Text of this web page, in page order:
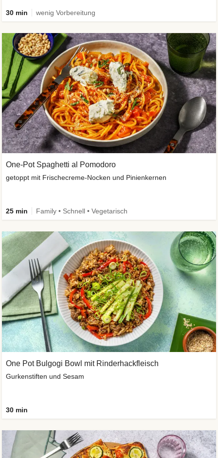
30 min wenig Vorbereitung
One-Pot Spaghetti al Pomodoro
getoppt mit Frischecreme-Nocken und Pinienkernen
25 min Family • Schnell • Vegetarisch
One Pot Bulgogi Bowl mit Rinderhackfleisch
Gurkenstiften und Sesam
30 min